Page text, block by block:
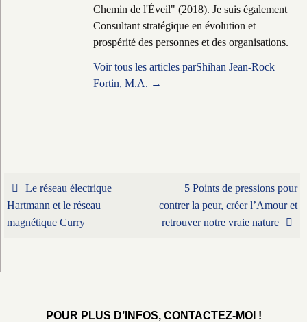
Chemin de l'Éveil" (2018). Je suis également
Consultant stratégique en évolution et
prospérité des personnes et des organisations.
Voir tous les articles parShihan Jean-Rock
Fortin, M.A. →
Le réseau électrique
Hartmann et le réseau
magnétique Curry
5 Points de pressions pour
contrer la peur, créer l’Amour et
retrouver notre vraie nature
POUR PLUS D’INFOS, CONTACTEZ-MOI !